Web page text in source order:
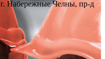
г. Набережные Челны, пр-д